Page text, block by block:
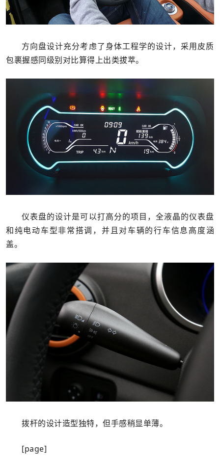
方向盘设计充分考虑了身体工程学的设计，采用皮质
包裹握感同级别对比算得上出类拔萃。
仪表盘的设计是可以打高分的项目，全液晶的仪表盘
和纯电动车型非常搭调，并且对车辆的行车信息高度涵
盖。
拨杆的设计造型独特，但手感稍显单薄。
[page]